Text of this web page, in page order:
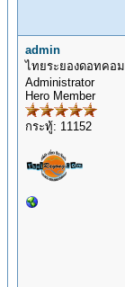
admin
ไทยระยองดอทคอม
Administrator
Hero Member
กระทู้: 11152